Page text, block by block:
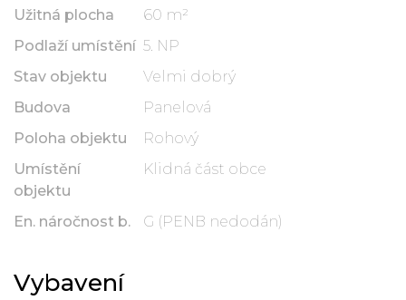
Užitná plocha
60 m²
Podlaží umístění 5. NP
Stav objektu
Velmi dobrý
Budova
Panelová
Poloha objektu
Rohový
Umístění
objektu
Klidná část obce
En. náročnost b. G (PENB nedodán)
Vybavení